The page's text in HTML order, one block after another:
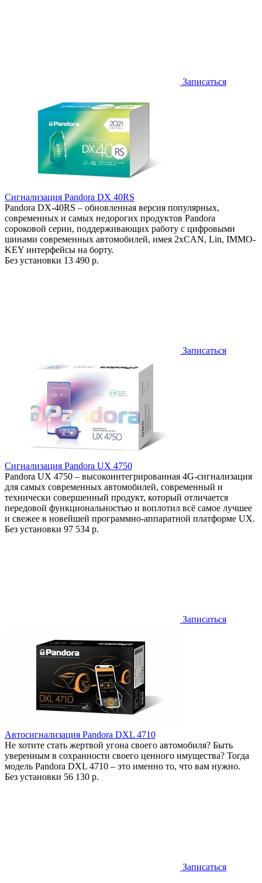
Записаться
Сигнализация Pandora DX 40RS
Pandora DX-40RS – обновленная версия популярных,
современных и самых недорогих продуктов Pandora
сороковой серии, поддерживающих работу с цифровыми
шинами современных автомобилей, имея 2хCAN, Lin, IMMO-
KEY интерфейсы на борту.
Без установки 13 490 р.
Записаться
Сигнализация Pandora UX 4750
Pandora UX 4750 – высокоинтегрированная 4G-сигнализация
для самых современных автомобилей, современный и
технически совершенный продукт, который отличается
передовой функциональностью и воплотил всё самое лучшее
и свежее в новейшей программно-аппаратной платформе UX.
Без установки 97 534 р.
Записаться
Автосигнализация Pandora DXL 4710
Не хотите стать жертвой угона своего автомобиля? Быть
уверенным в сохранности своего ценного имущества? Тогда
модель Pandora DXL 4710 – это именно то, что вам нужно.
Без установки 56 130 р.
Записаться